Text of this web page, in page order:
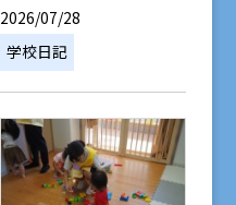
2026/07/28
学校日記